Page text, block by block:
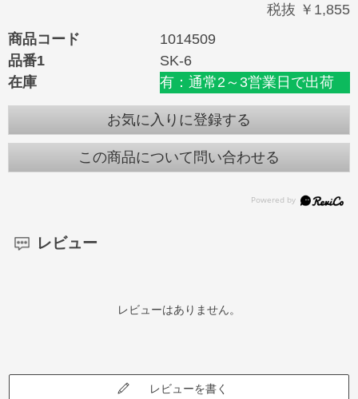
税抜 ￥1,855
商品コード
1014509
品番1
SK-6
在庫
有：通常2～3営業日で出荷
お気に入りに登録する
この商品について問い合わせる
レビュー
レビューはありません。
レビューを書く